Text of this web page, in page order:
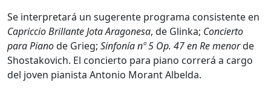
Se interpretará un sugerente programa consistente en
Capriccio Brillante Jota Aragonesa, de Glinka; Concierto
para Pianode Grieg; Sinfonía nº 5 Op. 47 en Re menorde
Shostakovich. El concierto para piano correrá a cargo
del joven pianista Antonio Morant Albelda.